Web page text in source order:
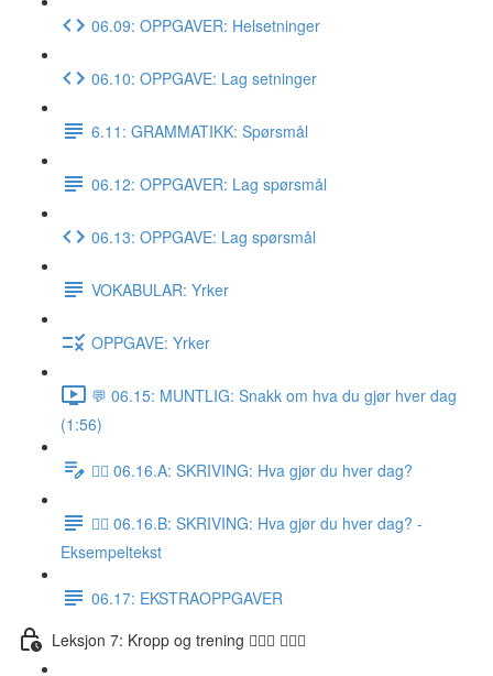
06.09: OPPGAVER: Helsetninger
06.10: OPPGAVE: Lag setninger
6.11: GRAMMATIKK: Spørsmål
06.12: OPPGAVER: Lag spørsmål
06.13: OPPGAVE: Lag spørsmål
VOKABULAR: Yrker
OPPGAVE: Yrker
💬 06.15: MUNTLIG: Snakk om hva du gjør hver dag
(1:56)
✍🏼 06.16.A: SKRIVING: Hva gjør du hver dag?
✍🏼 06.16.B: SKRIVING: Hva gjør du hver dag? -
Eksempeltekst
06.17: EKSTRAOPPGAVER
Leksjon 7: Kropp og trening 🚶🏼‍♀️ 🏋🏽‍♀️